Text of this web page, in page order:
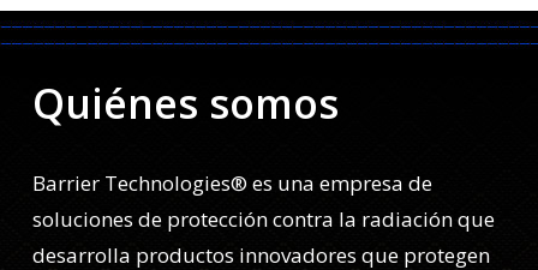
Quiénes somos
Barrier Technologies® es una empresa de
soluciones de protección contra la radiación que
desarrolla productos innovadores que protegen